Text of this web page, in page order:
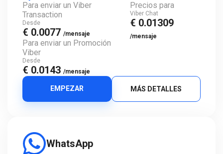
Para enviar un Viber
Transaction
Desde
€ 0.0077 /mensaje
Para enviar un Promoción
Viber
Desde
€ 0.0143 /mensaje
Precios para
Viber Chat
€ 0.01309
/mensaje
EMPEZAR MÁS DETALLES
WhatsApp